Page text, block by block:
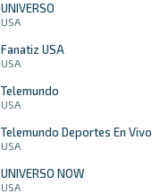
UNIVERSO
USA
Fanatiz USA
USA
Telemundo
USA
Telemundo Deportes En Vivo
USA
UNIVERSO NOW
USA